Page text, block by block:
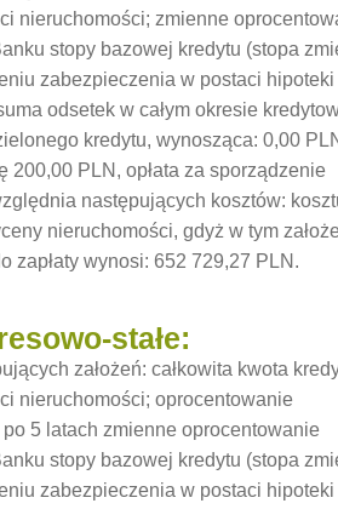
nieruchomości; zmienne
stopy bazowej kredytu (stopa
zabezpieczenia w postaci hipoteki
odsetek w całym okresie
kredytu, wynosząca: 0,00
200,00 PLN, opłata za sporządzenie
następujących kosztów:
nieruchomości, gdyż w tym
zapłaty wynosi: 652 729,27 PLN.
stałe:
założeń: całkowita kwota
nieruchomości; oprocentowanie
5 latach zmienne oprocentowanie
stopy bazowej kredytu (stopa
zabezpieczenia w postaci hipoteki